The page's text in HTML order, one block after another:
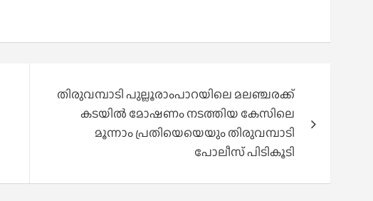
തിരുവമ്പാടി പുല്ലൂരാംപാറയിലെ മലഞ്ചരക്ക്
കടയിൽ മോഷണം നടത്തിയ കേസിലെ
മൂന്നാം പ്രതിയെയെയും തിരുവമ്പാടി
പോലീസ് പിടികൂടി